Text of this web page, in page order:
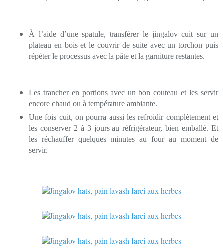
À l’aide d’une spatule, transférer le jingalov cuit sur un
plateau en bois et le couvrir de suite avec un torchon puis
répéter le processus avec la pâte et la garniture restantes.
Les trancher en portions avec un bon couteau et les servir
encore chaud ou à température ambiante.
Une fois cuit, on pourra aussi les refroidir complètement et
les conserver 2 à 3 jours au réfrigérateur, bien emballé. Et
les réchauffer quelques minutes au four au moment de
servir.